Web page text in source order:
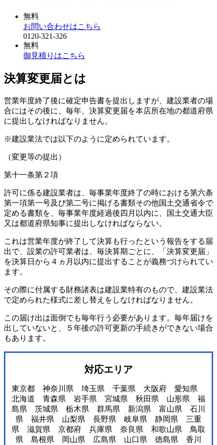
無料
お問い合わせはこちら
0120-321-326
無料
御見積りはこちら
決算変更届とは
営業年度終了後に確定申告書を提出しますが、建設業者の場
合にはその後に、毎年、決算変更届を本店所在地の都道府県
に提出しなければなりません。
※建設業法では以下のように定められています。
（変更等の提出）
第十一条第２項
許可に係る建設業者は、毎事業年度終了の時における第六条
第一項第一号及び第二号に掲げる書類その他国土交通省令で
定める書類を、毎事業年度経過後四月以内に、国土交通大臣
又は都道府県知事に提出しなければならない。
これは営業年度が終了して決算も行ったという報告をする届
出で、設業の許可業者は、毎決算期ごとに、「決算変更届」
を決算日から４ヵ月以内に提出することが義務づけられてい
ます。
その際に付属する財務諸表は建設業特有のもので、建設業法
で定められた様式に差し替えをしなければなりません。
この届け出は面倒でも毎年行う必要があります。毎年届けを
出していないと、５年後の許可更新の手続きができない場合
もあります。
対応エリア
東京都 神奈川県 埼玉県 千葉県 大阪府 愛知県
北海道 青森県 岩手県 宮城県 秋田県 山形県 福
島県 茨城県 栃木県 群馬県 新潟県 富山県 石川
県 福井県 山梨県 長野県 岐阜県 静岡県 三重
県 滋賀県 京都府 兵庫県 奈良県 和歌山県 鳥取
県 島根県 岡山県 広島県 山口県 徳島県 香川